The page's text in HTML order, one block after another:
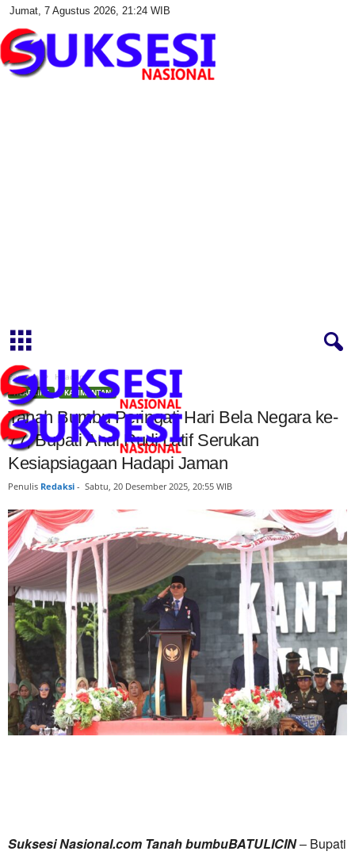
Jumat, 7 Agustus 2026, 21:24 WIB
Beranda Headline
HEADLINE KALIMANTAN
Tanah Bumbu Peringati Hari Bela Negara ke-
77, Bupati Andi Rudi Latif Serukan
Kesiapsiagaan Hadapi Jaman
Penulis Redaksi - Sabtu, 20 Desember 2025, 20:55 WIB
Suksesi Nasional.com Tanah bumbuBATULICIN– Bupati